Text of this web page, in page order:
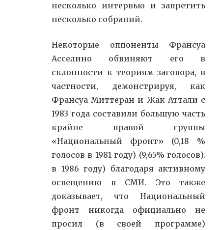
несколько интервью и запретить
несколько собраний.
Некоторые оппоненты Франсуа
Асселино обвиняют его в
склонности к теориям заговора, в
частности, демонстрируя, как
Франсуа Миттеран и Жак Аттали с
1983 года составили большую часть
крайне правой группы
«Национальный фронт» (0,18 %
голосов в 1981 году) (9,65% голосов).
в 1986 году) благодаря активному
освещению в СМИ. Это также
доказывает, что Национальный
фронт никогда официально не
просил (в своей программе)